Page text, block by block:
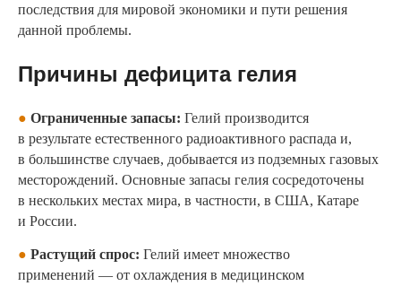
последствия для мировой экономики и пути решения
данной проблемы.
Причины дефицита гелия
● Ограниченные запасы: Гелий производится
в результате естественного радиоактивного распада и,
в большинстве случаев, добывается из подземных газовых
месторождений. Основные запасы гелия сосредоточены
в нескольких местах мира, в частности, в США, Катаре
и России.
● Растущий спрос: Гелий имеет множество
применений — от охлаждения в медицинском